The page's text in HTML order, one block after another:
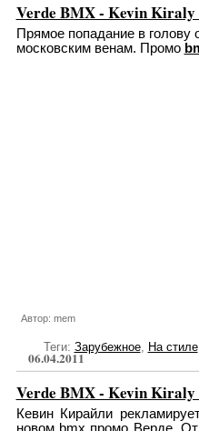
Verde BMX - Kevin Kiraly
Прямое попадание в голову
московским венам. Промо
Автор: mem
Теги: Зарубежное, На стиле
06.04.2011
Verde BMX - Kevin
Кевин Кирайли